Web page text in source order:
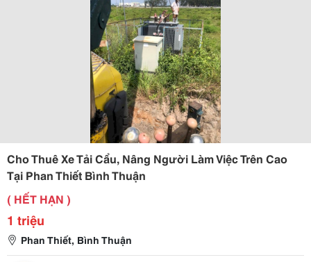
Cho Thuê Xe Tải Cẩu, Nâng Người Làm Việc Trên Cao
Tại Phan Thiết Bình Thuận
( HẾT HẠN )
1 triệu
Phan Thiết, Bình Thuận